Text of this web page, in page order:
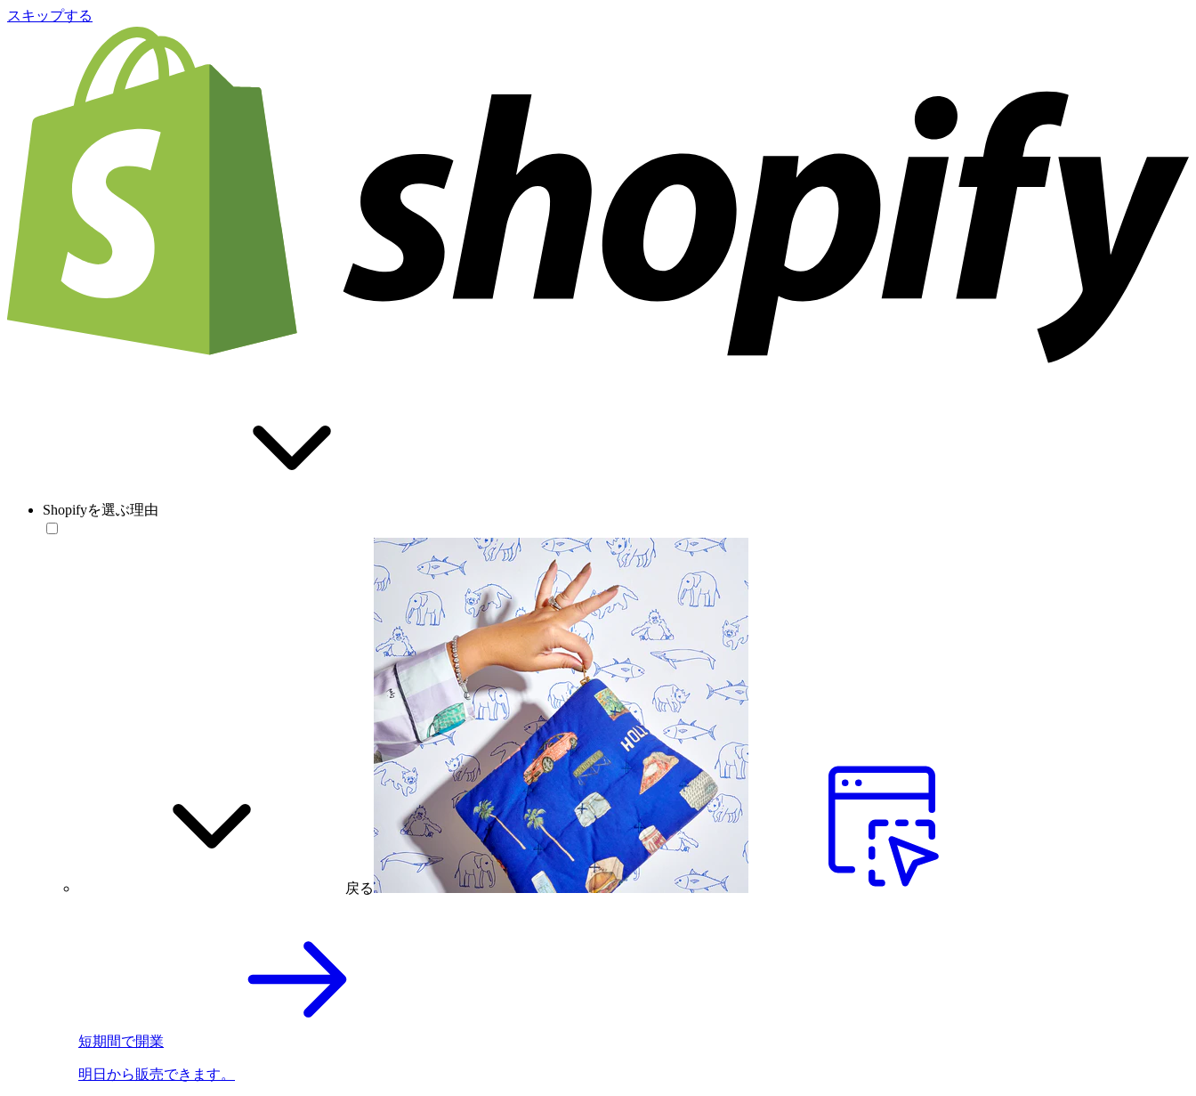
スキップする
Shopifyを選ぶ理由
戻る
短期間で開業
明日から販売できます。